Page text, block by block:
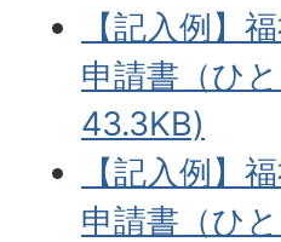
【記入例】
申請書（ひ
43.3KB)
【記入例】
申請書（ひ